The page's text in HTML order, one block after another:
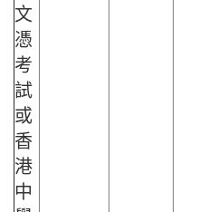
文
憑
考
試
或
香
港
中